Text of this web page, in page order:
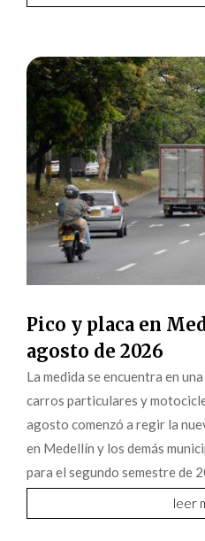
Pico y placa en
agosto de 2026
La medida se encuentra en
carros particulares y
agosto comenzó a regir la
en Medellín y los demás
para el segundo semestre de
leer